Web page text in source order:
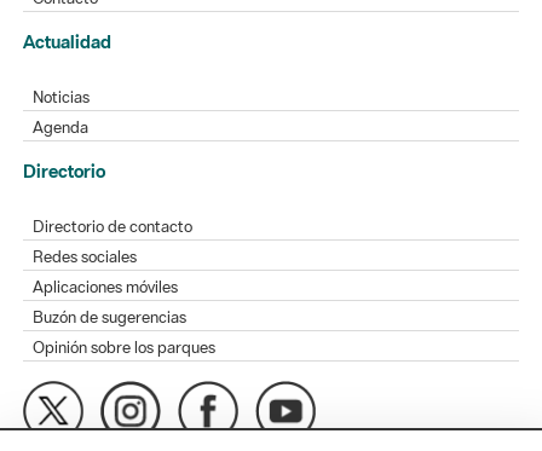
Actualidad
Noticias
Agenda
Directorio
Directorio de contacto
Redes sociales
Aplicaciones móviles
Buzón de sugerencias
Opinión sobre los parques